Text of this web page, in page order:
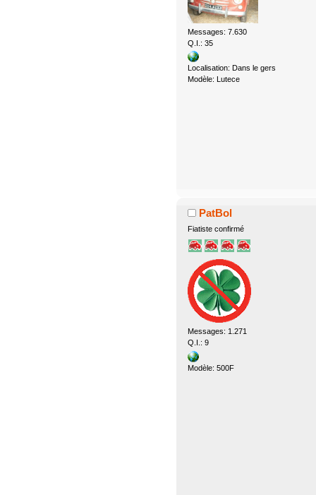
Messages: 7.630
Q.I.: 35
Localisation: Dans le gers
Modèle: Lutece
PatBol
Fiatiste confirmé
Messages: 1.271
Q.I.: 9
Modèle: 500F